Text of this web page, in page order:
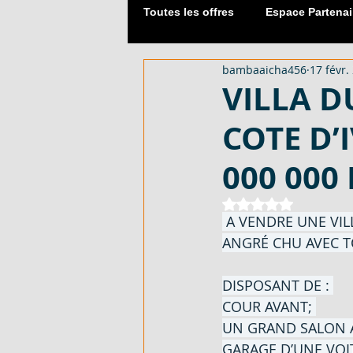
Toutes les offres Espace
Matériaux de Construction
2054 M² AVEC CPF - EN VENTE -
DUPLEX 06 PIECES AVEC ACD -
LOTISSEMENT À AKOURÉ 200
VILLA
COTE
000 000
bambaaicha456 17 févr.
Noté NaN étoiles
A VENDRE UNE
ANGRÉ CHU AVEC
DISPOSANT DE :
COUR AVANT;
UN GRAND SALON
GARAGE D’UNE